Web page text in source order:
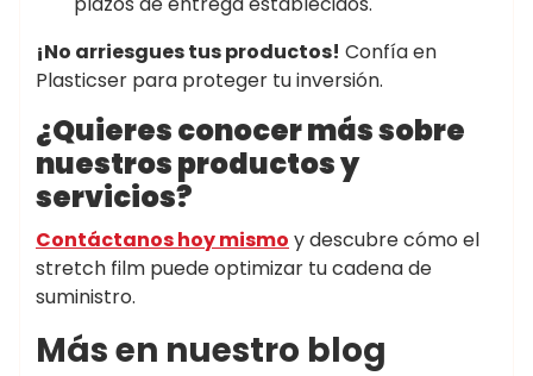
¡No arriesgues tus productos! Confía en
Plasticser para proteger tu inversión.
¿Quieres conocer más sobre
nuestros productos y
servicios?
Contáctanos hoy mismo y descubre cómo el
stretch film puede optimizar tu cadena de
suministro.
Más en nuestro blog